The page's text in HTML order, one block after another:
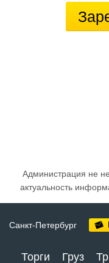
Администрация не
актуальность
Санкт-Петербург
Торги Груз